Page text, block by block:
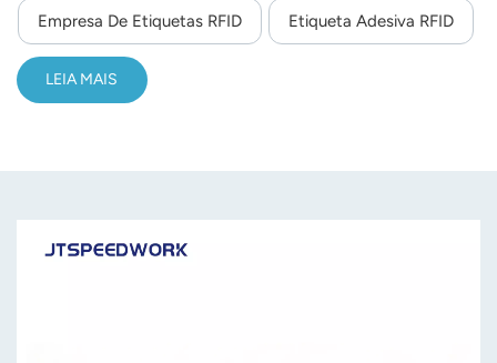
Empresa De Etiquetas RFID Etiqueta Adesiva RFID
LEIA MAIS